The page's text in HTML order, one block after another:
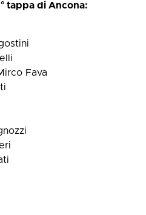
tappa di Ancona:
Fava